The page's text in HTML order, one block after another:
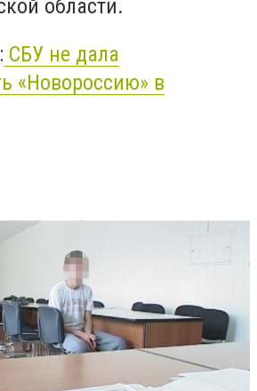
области.
СБУ не дала
«Новороссию» в